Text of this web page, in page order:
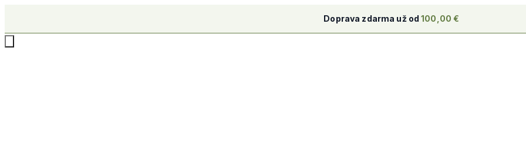
Doprava zdarma už od100,00 €